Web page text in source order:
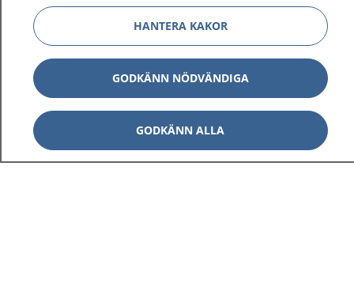
På 1177.se får du råd om hälsa och information om
sjukdomar och vilka mottagningar du kan kontakta.
Logga in för att läsa din journal och göra dina
vårdärenden. Ring telefonnummer 1177 för
sjukvårdsrådgivning dygnet runt.
HANTERA KAKOR
GODKÄNN NÖDVÄNDIGA
GODKÄNN ALLA